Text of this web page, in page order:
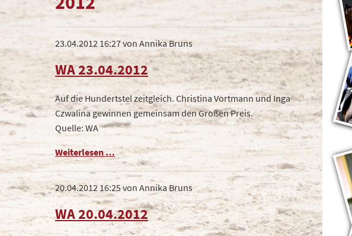
23.04.2012 16:27von Annika Bruns
WA 23.04.2012
Auf die Hundertstel zeitgleich. Christina Vortmann und Inga
Czwalina gewinnen gemeinsam den Großen Preis.
Quelle: WA
Weiterlesen … WA
23.04.2012
20.04.2012 16:25von Annika Bruns
WA 20.04.2012
Turnierorganisation